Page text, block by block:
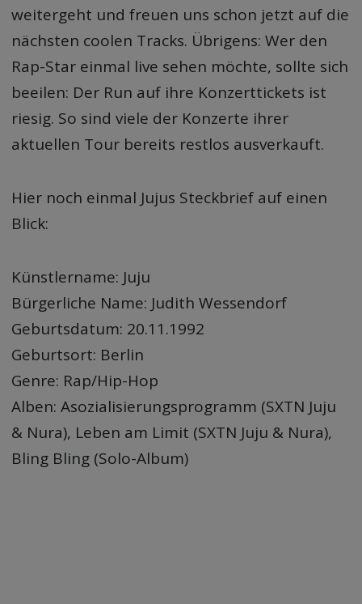
weitergeht und freuen uns schon jetzt auf die
nächsten coolen Tracks. Übrigens: Wer den
Rap-Star einmal live sehen möchte, sollte sich
beeilen: Der Run auf ihre Konzerttickets ist
riesig. So sind viele der Konzerte ihrer
aktuellen Tour bereits restlos ausverkauft.
Hier noch einmal Jujus Steckbrief auf einen
Blick:
Künstlername: Juju
Bürgerliche Name: Judith Wessendorf
Geburtsdatum: 20.11.1992
Geburtsort: Berlin
Genre: Rap/Hip-Hop
Alben: Asozialisierungsprogramm (SXTN Juju
& Nura), Leben am Limit (SXTN Juju & Nura),
Bling Bling (Solo-Album)